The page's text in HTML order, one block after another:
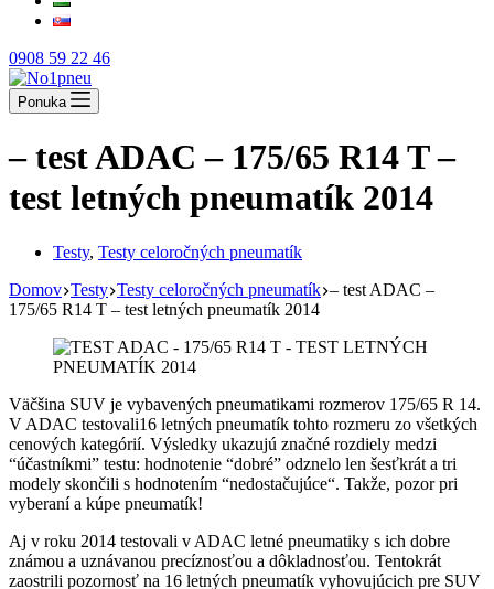
0908 59 22 46
Ponuka
– test ADAC – 175/65 R14 T –
test letných pneumatík 2014
Testy, Testy celoročných pneumatík
Domov Testy Testy celoročných pneumatík – test ADAC –
175/65 R14 T – test letných pneumatík 2014
Väčšina SUV je vybavených pneumatikami rozmerov 175/65 R 14.
V ADAC testovali16 letných pneumatík tohto rozmeru zo všetkých
cenových kategórií. Výsledky ukazujú značné rozdiely medzi
“účastníkmi” testu: hodnotenie “dobré” odznelo len šesťkrát a tri
modely skončili s hodnotením “nedostačujúce“. Takže, pozor pri
vyberaní a kúpe pneumatík!
Aj v roku 2014 testovali v ADAC letné pneumatiky s ich dobre
známou a uznávanou precíznosťou a dôkladnosťou. Tentokrát
zaostrili pozornosť na 16 letných pneumatík vyhovujúcich pre SUV